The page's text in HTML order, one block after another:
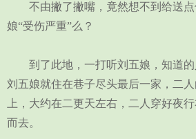
不由撇了撇嘴，竟然想不到给送点
娘“受伤严重”么？
到了此地，一打听刘五娘，知道的
刘五娘就住在巷子尽头最后一家，二
上，大约在二更天左右，二人穿好夜
而去。